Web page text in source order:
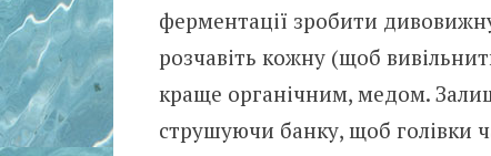
ферментації зробити
розчавіть кожну (щоб
краще органічним, медом.
струшуючи банку, щоб голівки